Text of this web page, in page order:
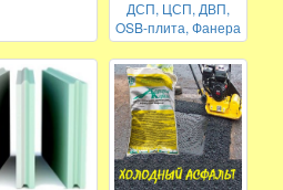
ДСП, ЦСП, ДВП,
OSB-плита, Фанера